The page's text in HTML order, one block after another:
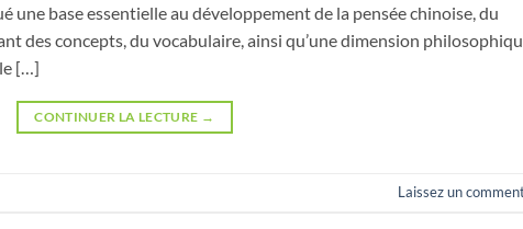
une base essentielle au développement de la pensée chinoise, du
des concepts, du vocabulaire, ainsi qu’une dimension
[…]
CONTINUER LA LECTURE →
Laissez un